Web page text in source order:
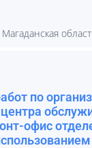
Магаданская
по
офис